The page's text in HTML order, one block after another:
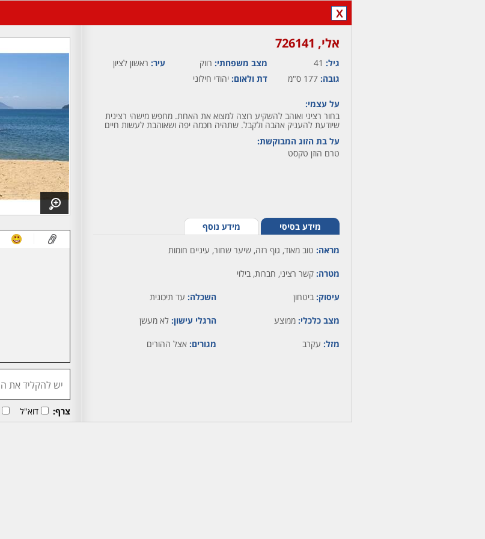
X
אלי,‏ 726141
גיל: 41 מצב משפחתי: רווק עיר: ראשון לציון
גובה: 177 ס"מ דת ולאום: יהודי חילוני
על עצמי:
בחור רציני ואוהב להשקיע רוצה למצוא את האחת. מחפש מישהי רצינית
שיודעת להעניק אהבה ולקבל. שתהיה חכמה יפה ושאוהבת לעשות חיים
על בת הזוג המבוקשת:
טרם הוזן טקסט
מידע בסיסי מידע נוסף
מראה: טוב מאוד, גוף רזה, שיער שחור, עיניים חומות
מטרה: קשר רציני, חברות, בילוי
עיסוק: ביטחון השכלה: עד תיכונית
מצב כלכלי: ממוצע הרגלי עישון: לא מעשן
מזל: עקרב מגורים: אצל ההורים
צרף: דוא"ל